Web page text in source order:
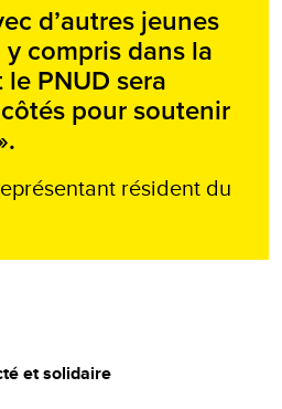
d’autres jeunes
compris dans la
PNUD sera
pour soutenir
résident du
et solidaire